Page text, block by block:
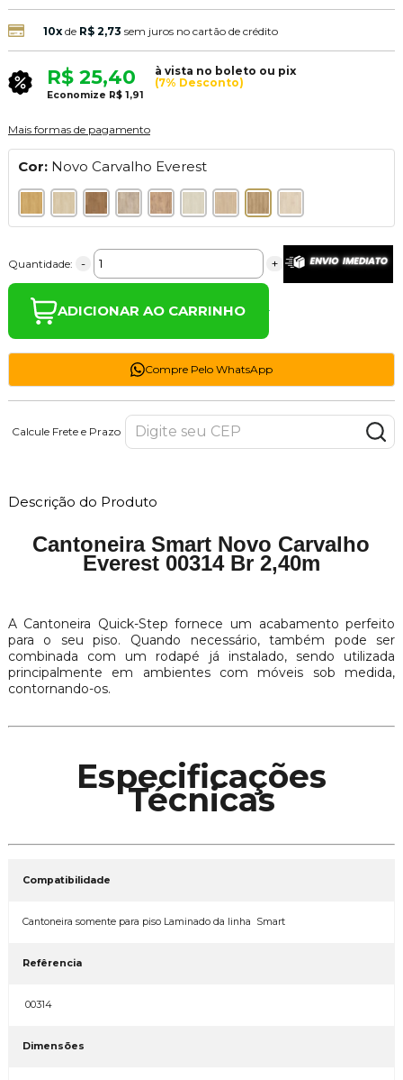
10xde R$ 2,73 sem juros no cartão de crédito
R$ 25,40
à vista no boleto ou pix
(7% Desconto)
Economize R$ 1,91
Mais formas de pagamento
Cor: Novo Carvalho Everest
Quantidade: - +
ADICIONAR AO CARRINHO
Compre Pelo WhatsApp
Calcule Frete e Prazo
Descrição do Produto
Cantoneira Smart Novo Carvalho
Everest 00314 Br 2,40m
A Cantoneira Quick-Step fornece um acabamento perfeito
para o seu piso. Quando necessário, também pode ser
combinada com um rodapé já instalado, sendo utilizada
principalmente em ambientes com móveis sob medida,
contornando-os.
Especificações
Técnicas
Compatibilidade
Cantoneira somente para piso Laminado da linha Smart
Refêrencia
00314
Dimensões